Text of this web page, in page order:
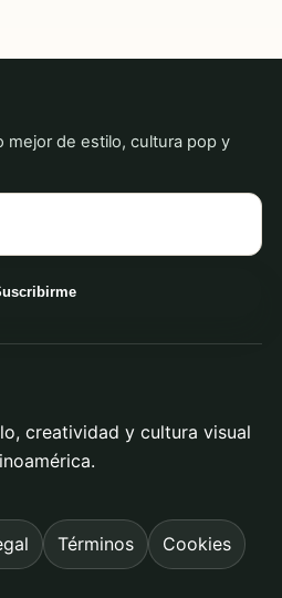
mejor de estilo, cultura pop y
creatividad y cultura visual
Términos Cookies